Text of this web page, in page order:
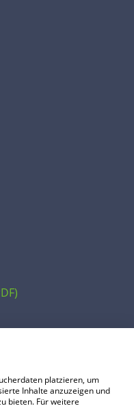
platzieren, um
Inhalte anzuzeigen und
bieten. Für weitere